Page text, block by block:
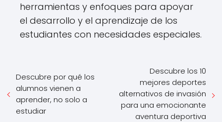
herramientas y enfoques para apoyar
el desarrollo y el aprendizaje de los
estudiantes con necesidades especiales.
Descubre por qué los
alumnos vienen a
aprender, no solo a
estudiar
Descubre los 10
mejores deportes
alternativos de invasión
para una emocionante
aventura deportiva